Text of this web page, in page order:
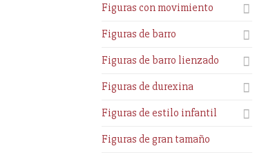
Figuras con movimiento
Figuras de barro
Figuras de barro lienzado
Figuras de durexina
Figuras de estilo infantil
Figuras de gran tamaño